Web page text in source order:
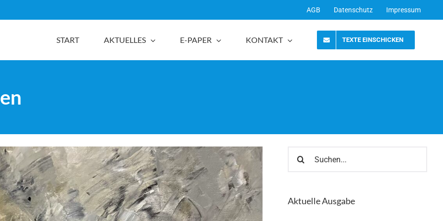
AGB Datenschutz Impressum
START AKTUELLES E-PAPER KONTAKT TEXTE EINSCHICKEN
nach:
Aktuelle Ausgabe